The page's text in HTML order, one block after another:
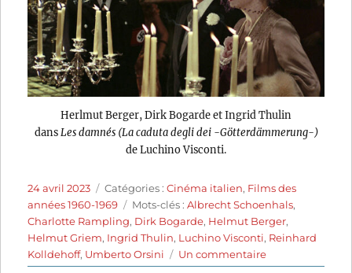
Herlmut Berger, Dirk Bogarde et Ingrid Thulin
dans Les damnés (La caduta degli dei -Götterdämmerung-)
de Luchino Visconti.
Publié
le
24 avril 2023 Catégories
Catégories :Cinéma italien, Films des
années 1960-1969
Étiquettes
Mots-clés :Albrecht Schoenhals,
Charlotte Rampling, Dirk Bogarde, Helmut Berger,
Helmut Griem, Ingrid Thulin, Luchino Visconti, Reinhard
Kolldehoff, Umberto Orsini Un commentairesur
Les